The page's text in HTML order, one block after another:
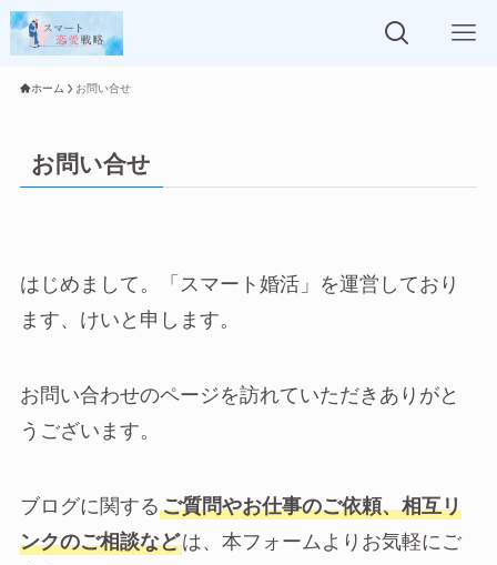
ホーム お問い合せ
お問い合せ
はじめまして。「スマート婚活」を運営しており
ます、けいと申します。
お問い合わせのページを訪れていただきありがと
うございます。
ブログに関するご質問やお仕事のご依頼、相互リ
ンクのご相談などは、本フォームよりお気軽にご